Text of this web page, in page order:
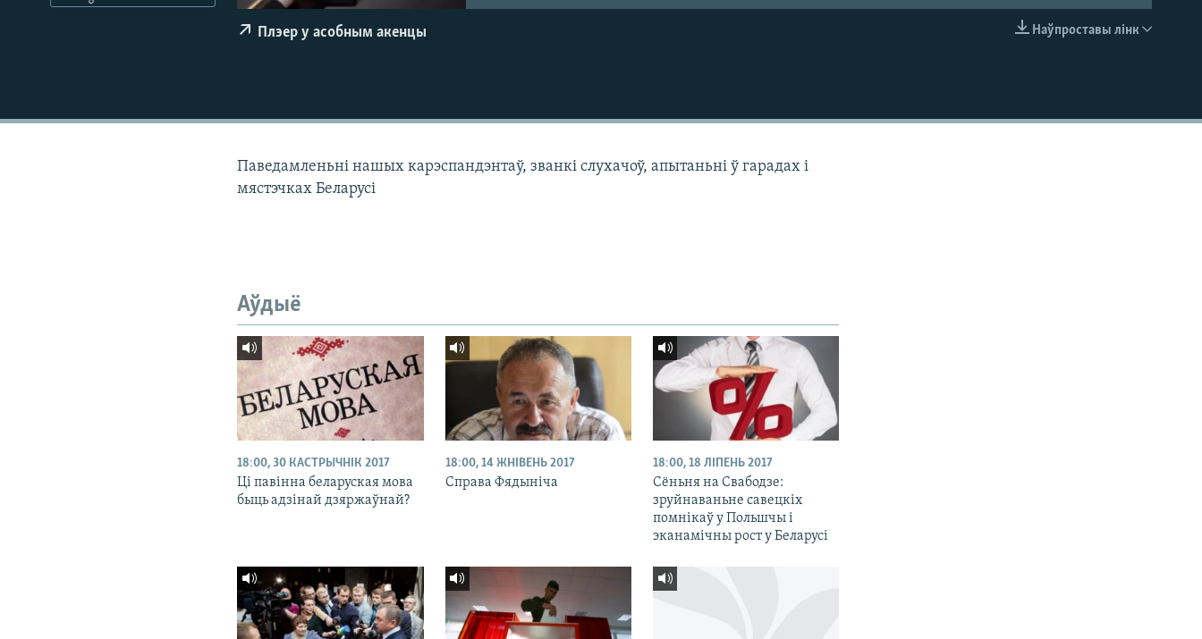
Наўпроставы лінк
Плэер у асобным акенцы
Паведамленьні нашых карэспандэнтаў, званкі слухачоў, апытаньні ў гарадах і
мястэчках Беларусі
Аўдыё
18:00, 30 КАСТРЫЧНІК 2017
Ці павінна беларуская мова
быць адзінай дзяржаўнай?
18:00, 14 ЖНІВЕНЬ 2017
Справа Фядыніча
18:00, 18 ЛІПЕНЬ 2017
Сёньня на Свабодзе:
зруйнаваньне савецкіх
помнікаў у Польшчы і
эканамічны рост у Беларусі